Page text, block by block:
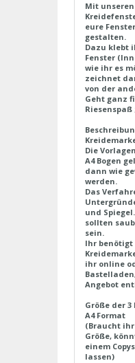
Mit
eure
gestalten.
Dazu klebt
Fenster
wie ihr es
zeichnet
von der
Geht ganz
Riesenspaß
Die
A4 Bogen
dann wie
werden.
Das
und
sollten
sein.
Ihr
ihr online
Angebot
Größe der 3
A4 Format
(Braucht
Größe,
einem
lassen)